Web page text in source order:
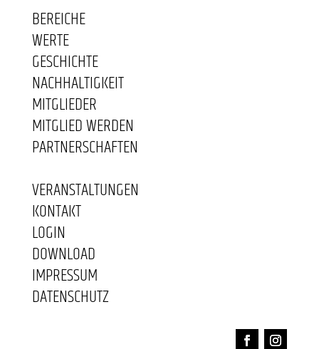
BEREICHE
WERTE
GESCHICHTE
NACHHALTIGKEIT
MITGLIEDER
MITGLIED WERDEN
PARTNERSCHAFTEN
VERANSTALTUNGEN
KONTAKT
LOGIN
DOWNLOAD
IMPRESSUM
DATENSCHUTZ